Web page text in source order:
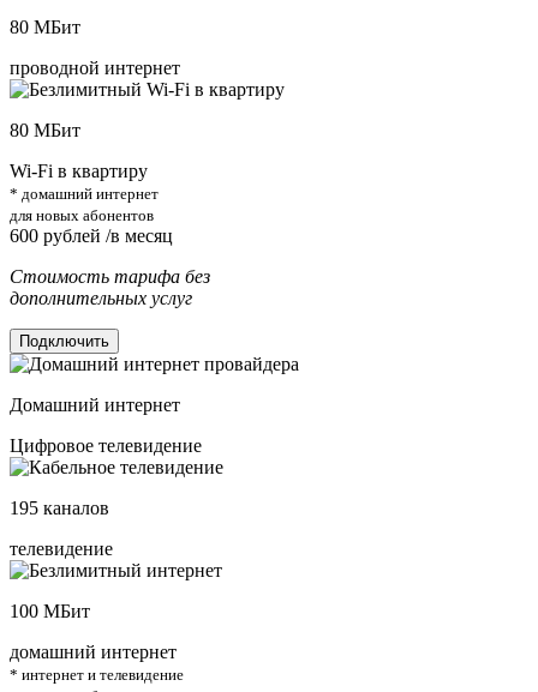
80 МБит
проводной интернет
80 МБит
Wi-Fi в квартиру
* домашний интернет
для новых абонентов
600 рублей /в месяц
Стоимость тарифа без
дополнительных услуг
Подключить
Домашний интернет
Цифровое телевидение
195 каналов
телевидение
100 МБит
домашний интернет
* интернет и телевидение